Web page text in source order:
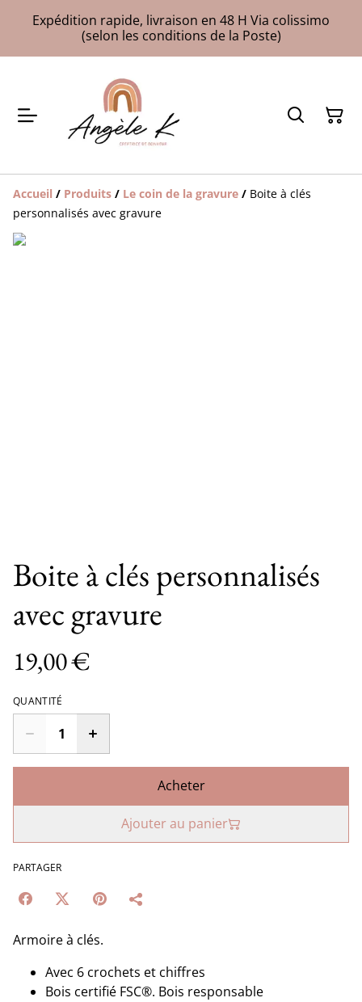
Expédition rapide, livraison en 48 H Via colissimo
(selon les conditions de la Poste)
Accueil / Produits / Le coin de la gravure / Boite à clés
personnalisés avec gravure
Boite à clés personnalisés
avec gravure
19,00 €
QUANTITÉ
Acheter
Ajouter au panier
PARTAGER
Armoire à clés.
Avec 6 crochets et chiffres
Bois certifié FSC®. Bois responsable